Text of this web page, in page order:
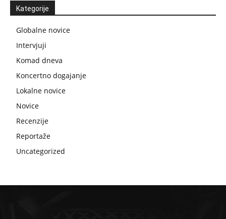
Kategorije
Globalne novice
Intervjuji
Komad dneva
Koncertno dogajanje
Lokalne novice
Novice
Recenzije
Reportaže
Uncategorized